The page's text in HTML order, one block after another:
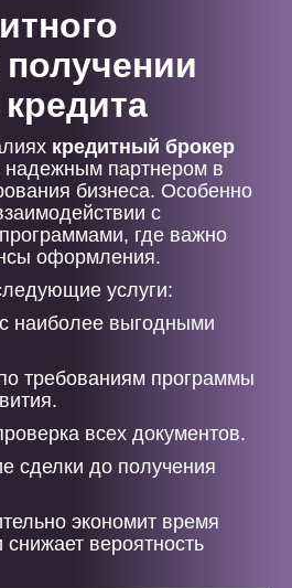
кредитный брокер
надежным партнером в
бизнеса. Особенно
с
где важно
оформления.
услуги:
наиболее выгодными
требованиям программы
всех документов.
сделки до получения
экономит время
вероятность